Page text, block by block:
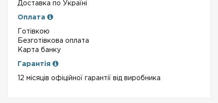
Доставка по Україні
Оплата
Готівкою
Безготівкова оплата
Карта банку
Гарантія
12 місяців офіційної гарантії від виробника